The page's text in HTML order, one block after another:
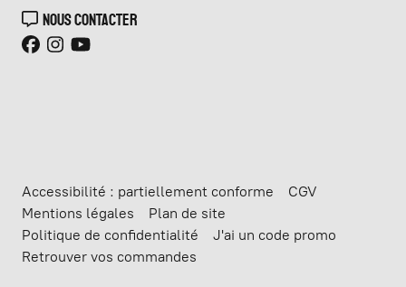
NOUS CONTACTER
Accessibilité : partiellement conforme
CGV
Mentions légales
Plan de site
Politique de confidentialité
J'ai un code promo
Retrouver vos commandes